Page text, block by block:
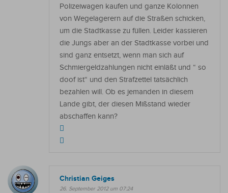
Polizeiwagen kaufen und ganze Kolonnen
von Wegelagerern auf die Straßen schicken,
um die Stadtkasse zu füllen. Leider kassieren
die Jungs aber an der Stadtkasse vorbei und
sind ganz entsetzt, wenn man sich auf
Schmiergeldzahlungen nicht einläßt und “ so
doof ist“ und den Strafzettel tatsächlich
bezahlen will. Ob es jemanden in diesem
Lande gibt, der diesen Mißstand wieder
abschaffen kann?
Christian Geiges
26. September 2012 um 07:24